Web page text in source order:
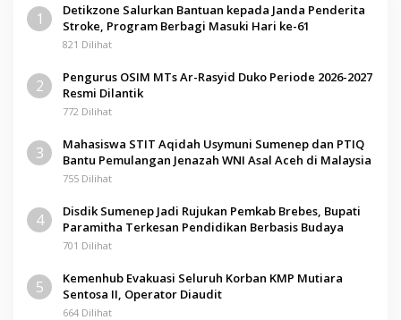
1
Detikzone Salurkan Bantuan kepada Janda Penderita
Stroke, Program Berbagi Masuki Hari ke-61
821 Dilihat
2
Pengurus OSIM MTs Ar-Rasyid Duko Periode 2026-2027
Resmi Dilantik
772 Dilihat
3
Mahasiswa STIT Aqidah Usymuni Sumenep dan PTIQ
Bantu Pemulangan Jenazah WNI Asal Aceh di Malaysia
755 Dilihat
4
Disdik Sumenep Jadi Rujukan Pemkab Brebes, Bupati
Paramitha Terkesan Pendidikan Berbasis Budaya
701 Dilihat
5
Kemenhub Evakuasi Seluruh Korban KMP Mutiara
Sentosa II, Operator Diaudit
664 Dilihat